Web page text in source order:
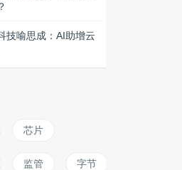
技喻思成：AI助增云
芯片
监管 字节